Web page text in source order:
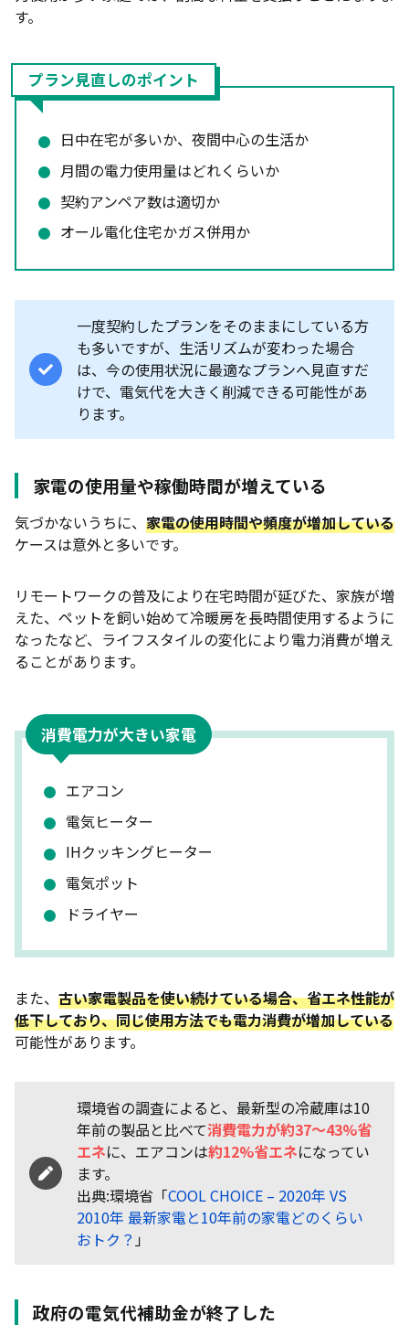
す。
プラン見直しのポイント
日中在宅が多いか、夜間中心の生活か
月間の電力使用量はどれくらいか
契約アンペア数は適切か
オール電化住宅かガス併用か
一度契約したプランをそのままにしている方
も多いですが、生活リズムが変わった場合
は、今の使用状況に最適なプランへ見直すだ
けで、電気代を大きく削減できる可能性があ
ります。
家電の使用量や稼働時間が増えている
気づかないうちに、 家電の使用時間や頻度が増加している
ケースは意外と多いです。
リモートワークの普及により在宅時間が延びた、家族が増
えた、ペットを飼い始めて冷暖房を長時間使用するように
なったなど、ライフスタイルの変化により電力消費が増え
ることがあります。
消費電力が大きい家電
エアコン
電気ヒーター
IHクッキングヒーター
電気ポット
ドライヤー
また、 古い家電製品を使い続けている場合、省エネ性能が
低下しており、同じ使用方法でも電力消費が増加している
可能性があります。
環境省の調査によると、最新型の冷蔵庫は10
年前の製品と比べて消費電力が約37〜43%省
エネに、エアコンは約12%省エネになってい
ます。
出典:環境省「COOL CHOICE – 2020年 VS
2010年 最新家電と10年前の家電どのくらい
おトク？ 」
政府の電気代補助金が終了した